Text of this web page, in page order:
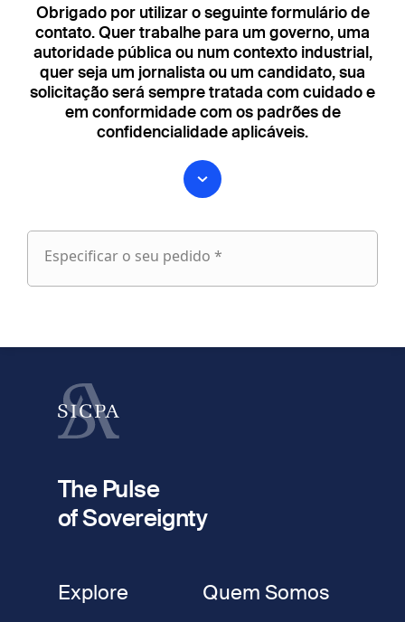
Obrigado por utilizar o seguinte formulário de
contato. Quer trabalhe para um governo, uma
autoridade pública ou num contexto industrial,
quer seja um jornalista ou um candidato, sua
solicitação será sempre tratada com cuidado e
em conformidade com os padrões de
confidencialidade aplicáveis.
Especificar o seu pedido *
Especificar
Apelido
fieldset
The Pulse
of Sovereignty
Explore Quem Somos